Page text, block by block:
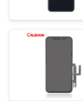
ทัวร์
แบตเ
สำหรั